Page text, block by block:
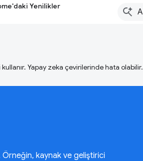
Yenilikler
Yapay zeka çevirilerinde hata olabilir.
Örneğin, kaynak ve geliştirici